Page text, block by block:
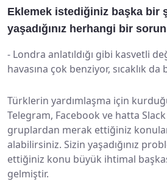
Eklemek istediğiniz başka bir
yaşadığınız herhangi bir
- Londra anlatıldığı gibi kasvetli
havasına çok benziyor, sıcaklık
Türklerin yardımlaşma için
Telegram, Facebook ve hatta
gruplardan merak ettiğiniz
alabilirsiniz. Sizin yaşadığınız
ettiğiniz konu büyük ihtimal
gelmiştir.